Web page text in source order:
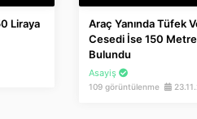
Liraya
Araç Yanında Tüfek
Cesedi İse 150 Metre
Bulundu
Asayiş
109 görüntülenme